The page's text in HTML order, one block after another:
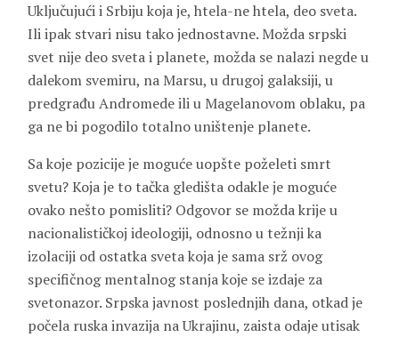
Uključujući i Srbiju koja je, htela-ne htela, deo sveta.
Ili ipak stvari nisu tako jednostavne. Možda srpski
svet nije deo sveta i planete, možda se nalazi negde u
dalekom svemiru, na Marsu, u drugoj galaksiji, u
predgrađu Andromede ili u Magelanovom oblaku, pa
ga ne bi pogodilo totalno uništenje planete.
Sa koje pozicije je moguće uopšte poželeti smrt
svetu? Koja je to tačka gledišta odakle je moguće
ovako nešto pomisliti? Odgovor se možda krije u
nacionalističkoj ideologiji, odnosno u težnji ka
izolaciji od ostatka sveta koja je sama srž ovog
specifičnog mentalnog stanja koje se izdaje za
svetonazor. Srpska javnost poslednjih dana, otkad je
počela ruska invazija na Ukrajinu, zaista odaje utisak